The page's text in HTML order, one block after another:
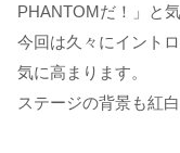
PHANTOMだ！」と
今回は久々にイント
気に高まります。
ステージの背景も紅